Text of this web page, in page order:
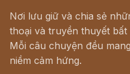
Nơi lưu giữ và chia sẻ
thoại và truyền thuyết
Mỗi câu chuyện đều
niềm cảm hứng.